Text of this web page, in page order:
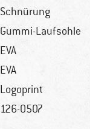
Schnürung
Gummi-Laufsohle
EVA
EVA
Logoprint
126-0507